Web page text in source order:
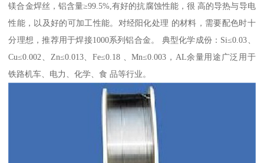
镁合金焊丝，铝含量≥99.5%,有好的抗腐蚀性能，很 高的导热与导电
性能，以及好的可加工性能。对经阳化处理 的材料，需要配色时十
分理想，推荐用于焊接1000系列铝合金。 典型化学成份：Si≤0.03、
Cu≤0.002、Zn≤0.013、Fe≤0.18 、Mn≤0.003，AL余量用途广泛用于
铁路机车、电力、化学、食 品等行业。